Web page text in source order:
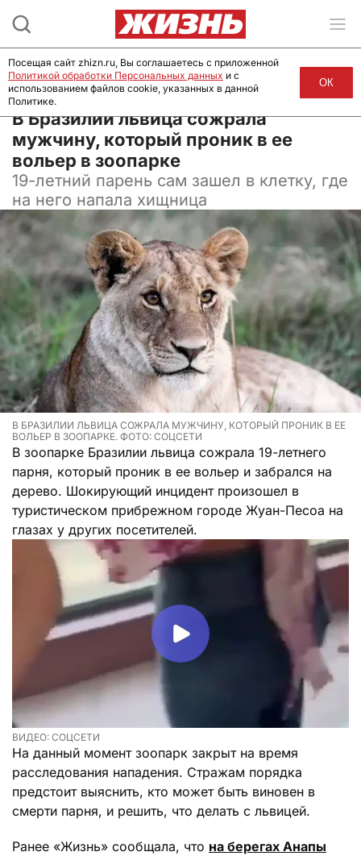
01 декабря 2025, 13:22
В Бразилии львица сожрала
мужчину, который проник в ее
вольер в зоопарке
19-летний парень сам зашел в клетку, где
на него напала хищница
В БРАЗИЛИИ ЛЬВИЦА СОЖРАЛА МУЖЧИНУ, КОТОРЫЙ ПРОНИК В ЕЕ
ВОЛЬЕР В ЗООПАРКЕ. ФОТО: СОЦСЕТИ
В зоопарке Бразилии львица сожрала 19-летнего
парня, который проник в ее вольер и забрался на
дерево. Шокирующий инцидент произошел в
туристическом прибрежном городе Жуан-Песоа на
глазах у других посетителей.
ВИДЕО: СОЦСЕТИ
На данный момент зоопарк закрыт на время
расследования нападения. Стражам порядка
предстоит выяснить, кто может быть виновен в
смерти парня, и решить, что делать с львицей.
Ранее «Жизнь» сообщала, что на берегах Анапы
Посещая сайт zhizn.ru, Вы соглашаетесь с приложенной
Политикой обработки Персональных данных и с
использованием файлов cookie, указанных в данной
Политике.
ОК